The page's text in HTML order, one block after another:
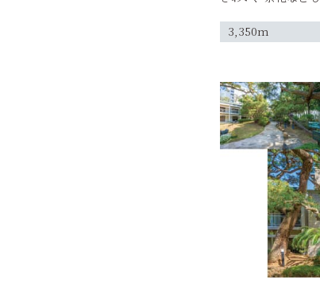
3,350m